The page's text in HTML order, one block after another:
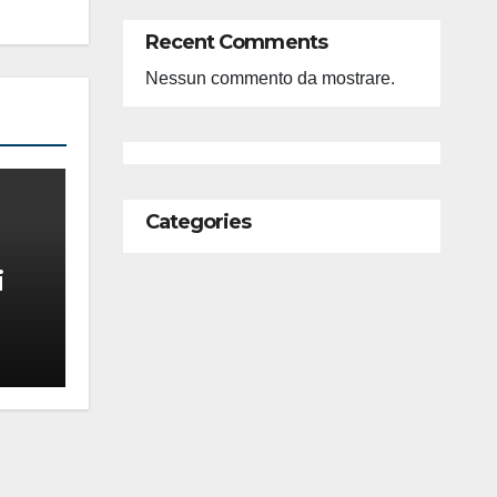
Recent Comments
Nessun commento da mostrare.
Categories